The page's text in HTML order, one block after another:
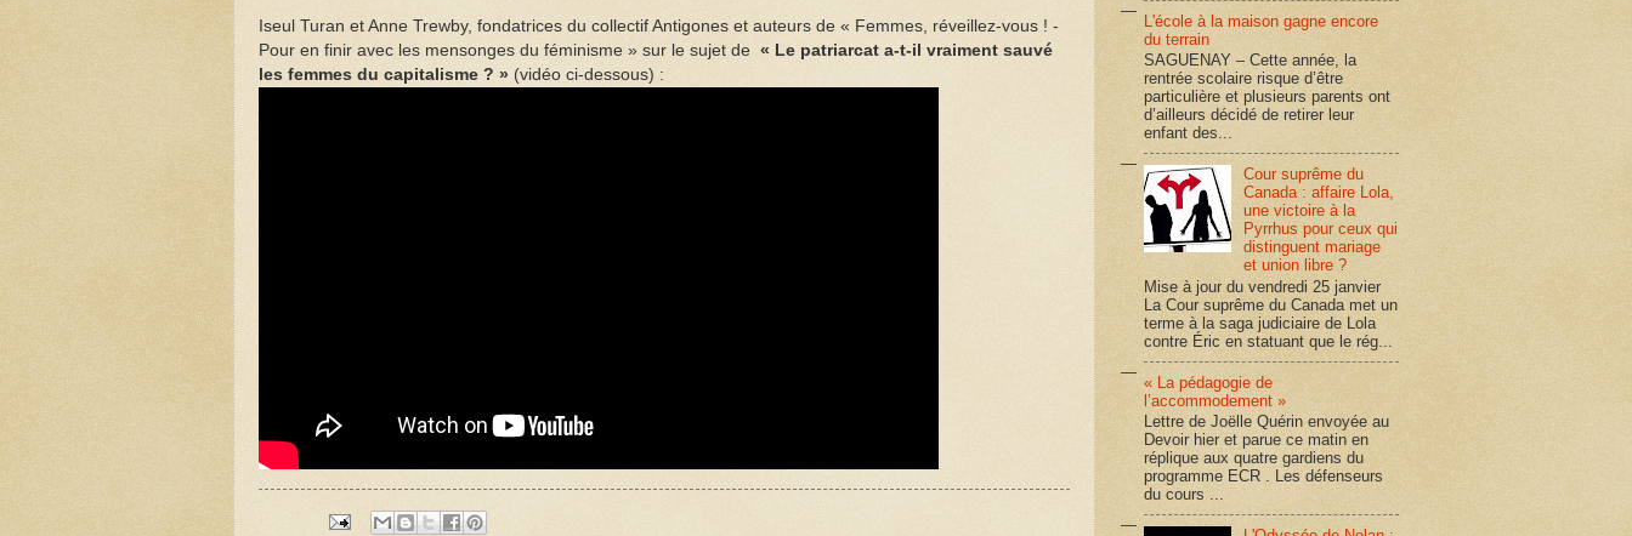
Iseul Turan et Anne Trewby, fondatrices du collectif Antigones et auteurs de « Femmes, réveillez-vous ! -
Pour en finir avec les mensonges du féminisme » sur le sujet de « Le patriarcat a-t-il vraiment sauvé
les femmes du capitalisme ? » (vidéo ci-dessous) :
L'école à la maison gagne encore
du terrain
SAGUENAY – Cette année, la
rentrée scolaire risque d’être
particulière et plusieurs parents ont
d’ailleurs décidé de retirer leur
enfant des...
Cour suprême du
Canada : affaire Lola,
une victoire à la
Pyrrhus pour ceux qui
distinguent mariage
et union libre ?
Mise à jour du vendredi 25 janvier
La Cour suprême du Canada met un
terme à la saga judiciaire de Lola
contre Éric en statuant que le rég...
« La pédagogie de
l’accommodement »
Lettre de Joëlle Quérin envoyée au
Devoir hier et parue ce matin en
réplique aux quatre gardiens du
programme ECR . Les défenseurs
du cours ...